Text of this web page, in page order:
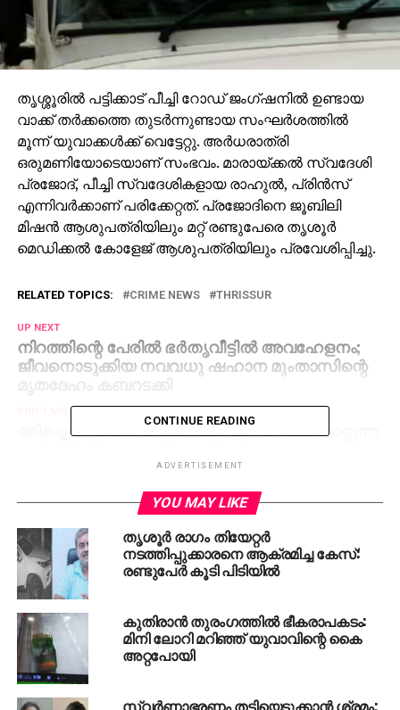
തൃശ്ശൂരില്‍ പട്ടിക്കാട് പീച്ചി റോഡ് ജംഗ്ഷനില്‍ ഉണ്ടായ
വാക്ക് തര്‍ക്കത്തെ തുടര്‍ന്നുണ്ടായ സംഘര്‍ശത്തില്‍
മൂന്ന് യുവാക്കള്‍ക്ക് വെട്ടേറ്റു. അര്‍ധരാത്രി
ഒരുമണിയോടെയാണ് സംഭവം. മാരായ്ക്കല്‍ സ്വദേശി
പ്രജോദ്, പീച്ചി സ്വദേശികളായ രാഹുല്‍, പ്രിന്‍സ്
എന്നിവര്‍ക്കാണ് പരിക്കേറ്റത്. പ്രജോദിനെ ജൂബിലി
മിഷന്‍ ആശുപത്രിയിലും മറ്റ് രണ്ടുപേരെ തൃശൂര്‍
മെഡിക്കല്‍ കോളേജ് ആശുപത്രിയിലും പ്രവേശിപ്പിച്ചു.
RELATED TOPICS: CRIME NEWS THRISSUR
UP NEXT
നിറത്തിന്റെ പേരില്‍ ഭര്‍തൃവീട്ടില്‍ അവഹേളനം;
ജീവനൊടുക്കിയ നവവധു ഷഹാന മുംതാസിന്റെ
മൃതദേഹം കബറടക്കി
DON'T MISS
മരിച്ചെന്ന് വിധിയെഴുതി മോര്‍ച്ചറിയിലേക്ക് മാറ്റുന്ന
CONTINUE READING
ADVERTISEMENT
YOU MAY LIKE
തൃശൂര്‍ രാഗം തിയേറ്റര്‍
നടത്തിപ്പുക്കാരനെ ആക്രമിച്ച കേസ്:
രണ്ടുപേര്‍ കൂടി പിടിയില്‍
കുതിരാൻ തുരംഗത്തിൽ ഭീകരാപകടം:
മിനി ലോറി മറിഞ്ഞ് യുവാവിന്റെ കൈ
അറ്റപോയി
സ്വര്‍ണാഭരണം തട്ടിയെടുക്കാന്‍ ശ്രമം;